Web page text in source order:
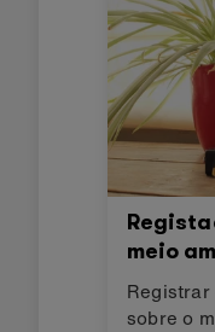
meio
sobre o